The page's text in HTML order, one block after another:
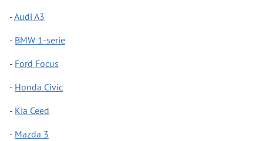
-Audi A3
- BMW 1-serie
- Ford Focus
- Honda Civic
- Kia Ceed
- Mazda 3